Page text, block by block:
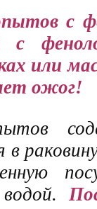
с
с
или
ожог!